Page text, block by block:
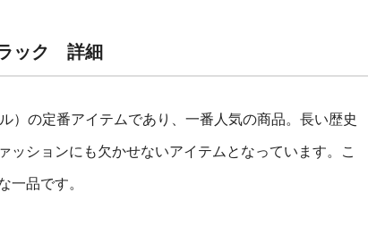
ック 詳細
）の定番アイテムであり、一番人気の商品。長い歴史
ッションにも欠かせないアイテムとなっています。こ
一品です。